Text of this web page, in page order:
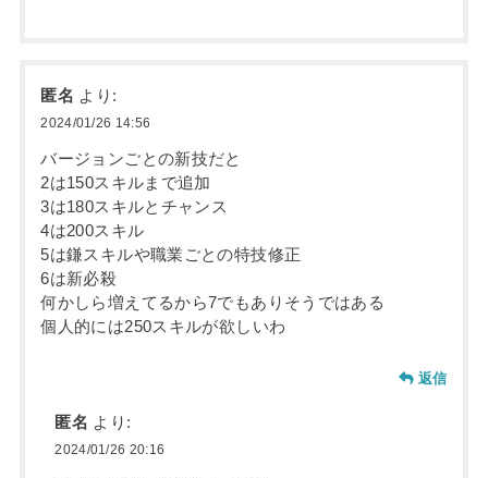
匿名 より:
2024/01/26 14:56
バージョンごとの新技だと
2は150スキルまで追加
3は180スキルとチャンス
4は200スキル
5は鎌スキルや職業ごとの特技修正
6は新必殺
何かしら増えてるから7でもありそうではある
個人的には250スキルが欲しいわ
返信
匿名 より:
2024/01/26 20:16